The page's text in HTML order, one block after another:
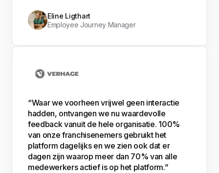
Eline Ligthart
Employee Journey Manager
“Waar we voorheen vrijwel geen interactie
hadden, ontvangen we nu waardevolle
feedback vanuit de hele organisatie. 100%
van onze franchisenemers gebruikt het
platform dagelijks en we zien ook dat er
dagen zijn waarop meer dan 70% van alle
medewerkers actief is op het platform.”